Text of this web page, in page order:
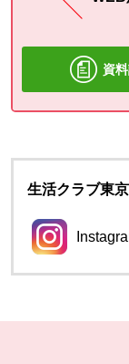
資
生活クラブ東
別の